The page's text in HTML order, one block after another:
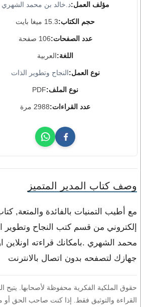
مؤلف العمل:د.خالد بن محمد الشهري
حجم الكتاب:15.3 ميغا بايت
عدد الصفحات:106 صفحة
اللغة:العربية
نوع العمل:النجاح وتطوير الذات
نوع الملف:PDF
عدد القراءات:2988 مرة
وصف كتاب المدير المتميز
مع أطيب التمنيات بالفائدة والمتعة,
إلكتروني من قسم كتب النجاح وتطوير
محمد الشهري .بامكانك قراءته اونلاين
جهازك لتصفحه بدون اتصال بالانترنت
حقوق الملكية الفكرية محفوظة لأصحابها. يتيح
القراءة والتوثيق فقط. إذا كنت صاحب الحق أو